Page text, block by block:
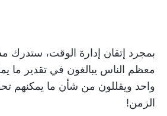
بمجرد إتقان إدارة الوقت، ستدرك
معظم الناس يبالغون في تقدير ما
واحد ويقللون من شأن ما يمكنهم
الزمن!